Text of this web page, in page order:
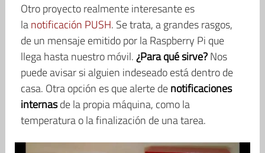
Otro proyecto realmente interesante es
lanotificación PUSH. Se trata, a grandes rasgos,
de un mensaje emitido por la Raspberry Pi que
llega hasta nuestro móvil.¿Para qué sirve?Nos
puede avisar si alguien indeseado está dentro de
casa. Otra opción es que alerte denotificaciones
internasde la propia máquina, como la
temperatura o la finalización de una tarea.